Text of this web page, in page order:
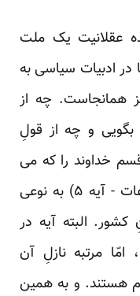
عقلانیت یک ملت
ادبیات سیاسی به
همانجاست. چه از
و چه از قولِ
خداوند را که می‏
فرماید: “فَالْمُدَبِّرَاتِ أَمْرًا” (سوره نازعات - آیه ۵) به‏ نوعی
کشور. البته آیه در
مرتبه‏ نازلِ آن
هستند. و به همین